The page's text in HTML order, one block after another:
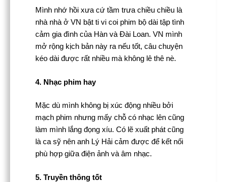
Mình nhớ hồi xưa cứ tầm trưa chiều chiều là
nhà nhà ở VN bật ti vi coi phim bộ dài tập tình
cảm gia đình của Hàn và Đài Loan. VN mình
mở rộng kịch bản này ra nếu tốt, câu chuyện
kéo dài được rất nhiều mà không lê thê nè.
4. Nhạc phim hay
Mặc dù mình không bị xúc động nhiều bởi
mạch phim nhưng mấy chỗ có nhạc lên cũng
làm mình lắng đọng xíu. Có lẽ xuất phát cũng
là ca sỹ nên anh Lý Hải cảm được để kết nối
phù hợp giữa điện ảnh và âm nhạc.
5. Truyền thông tốt